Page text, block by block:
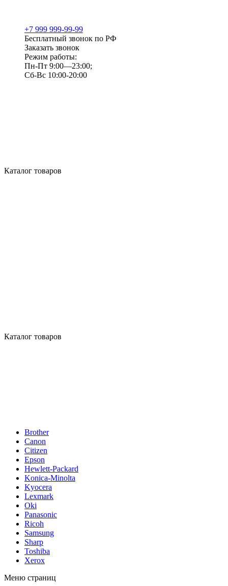
+7 999 999-99-99
Бесплатный звонок по РФ
Заказать звонок
Режим работы:
Пн-Пт 9:00—23:00;
Сб-Вс 10:00-20:00
Каталог товаров
Каталог товаров
Brother
Canon
Citizen
Epson
Hewlett-Packard
Konica-Minolta
Kyocera
Lexmark
Oki
Panasonic
Ricoh
Samsung
Sharp
Toshiba
Xerox
Меню страниц